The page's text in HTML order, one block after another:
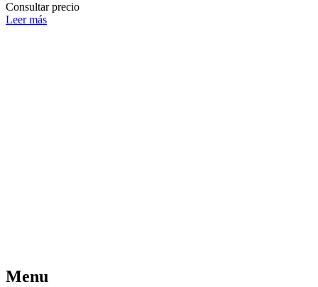
Consultar precio
Leer más
Menu